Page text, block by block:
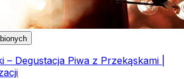
– Degustacja Piwa z Przekąskami |